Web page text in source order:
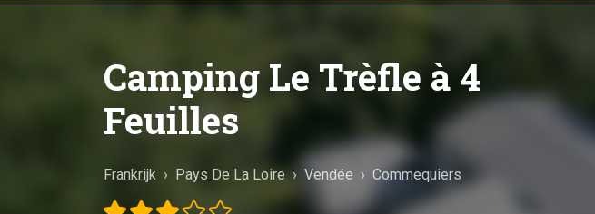
Camping Le Trèfle à 4
Feuilles
Frankrijk › Pays De La Loire › Vendée › Commequiers